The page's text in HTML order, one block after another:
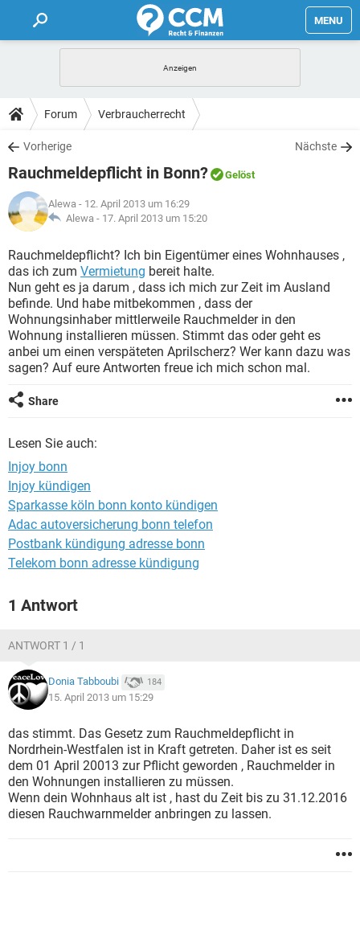
MENU
FORUM
TIPPS
Forum Verbraucherrecht
Vorherige Nächste
Rauchmeldepflicht in Bonn? Gelöst
Alewa - 12. April 2013 um 16:29
Alewa - 17. April 2013 um 15:20
Rauchmeldepflicht? Ich bin Eigentümer eines Wohnhauses ,
das ich zum Vermietung bereit halte.
Nun geht es ja darum , dass ich mich zur Zeit im Ausland
befinde. Und habe mitbekommen , dass der
Wohnungsinhaber mittlerweile Rauchmelder in den
Wohnung installieren müssen. Stimmt das oder geht es
anbei um einen verspäteten Aprilscherz? Wer kann dazu was
sagen? Auf eure Antworten freue ich mich schon mal.
Share
Lesen Sie auch:
Injoy bonn
Injoy kündigen
Sparkasse köln bonn konto kündigen
Adac autoversicherung bonn telefon
Postbank kündigung adresse bonn
Telekom bonn adresse kündigung
1 Antwort
ANTWORT 1 / 1
Donia Tabboubi 184
15. April 2013 um 15:29
das stimmt. Das Gesetz zum Rauchmeldepflicht in
Nordrhein-Westfalen ist in Kraft getreten. Daher ist es seit
dem 01 April 20013 zur Pflicht geworden , Rauchmelder in
den Wohnungen installieren zu müssen.
Wenn dein Wohnhaus alt ist , hast du Zeit bis zu 31.12.2016
diesen Rauchwarnmelder anbringen zu lassen.